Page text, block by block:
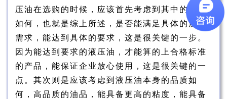
压油在选购的时候，应该首先考虑到其中的性能
如何，也就是综上所述，是否能满足具体的质量
需求，能达到具体的要求，这是很关键的一步。
因为能达到要求的液压油，才能算的上合格标准
的产品，能保证企业放心使用，这是很关键的一
点。其次则是应该考虑到液压油本身的品质如
何，高品质的油品，能具备更高的粘度，能具备